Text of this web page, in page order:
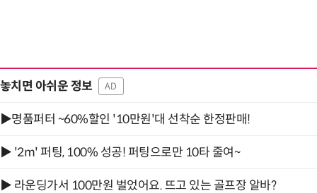
놓치면 아쉬운 정보 AD
▶명품퍼터 ~60%할인 '10만원'대 선착순 한정판매!
▶ '2m' 퍼팅, 100% 성공! 퍼팅으로만 10타 줄여~
▶ 라운딩가서 100만원 벌었어요. 뜨고 있는 골프장 알바?